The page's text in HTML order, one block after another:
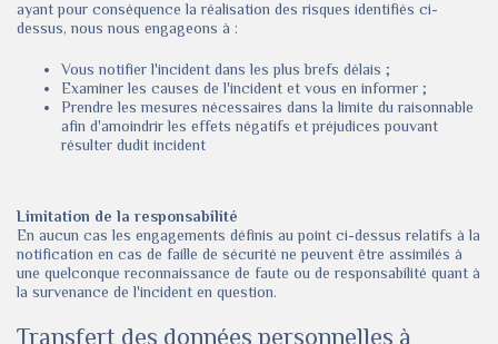
ayant pour conséquence la réalisation des risques identifiés ci-
dessus, nous nous engageons à :
Vous notifier l'incident dans les plus brefs délais ;
Examiner les causes de l'incident et vous en informer ;
Prendre les mesures nécessaires dans la limite du raisonnable
afin d'amoindrir les effets négatifs et préjudices pouvant
résulter dudit incident
Limitation de la responsabilité
En aucun cas les engagements définis au point ci-dessus relatifs à la
notification en cas de faille de sécurité ne peuvent être assimilés à
une quelconque reconnaissance de faute ou de responsabilité quant à
la survenance de l'incident en question.
Transfert des données personnelles à